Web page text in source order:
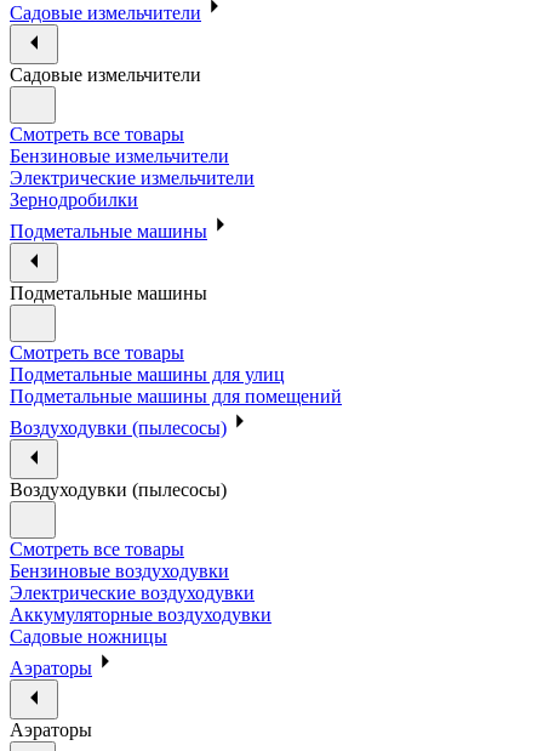
Садовые измельчители
Садовые измельчители
Смотреть все товары
Бензиновые измельчители
Электрические измельчители
Зернодробилки
Подметальные машины
Подметальные машины
Смотреть все товары
Подметальные машины для улиц
Подметальные машины для помещений
Воздуходувки (пылесосы)
Воздуходувки (пылесосы)
Смотреть все товары
Бензиновые воздуходувки
Электрические воздуходувки
Аккумуляторные воздуходувки
Садовые ножницы
Аэраторы
Аэраторы